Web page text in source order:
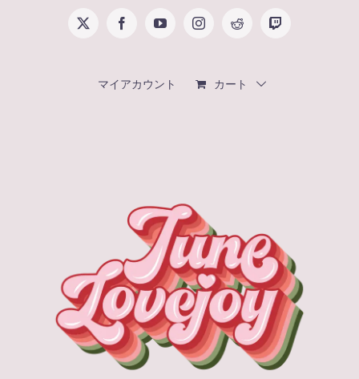
X FacebookYouTubeInstagramReddit Twitch
マイアカウント カート